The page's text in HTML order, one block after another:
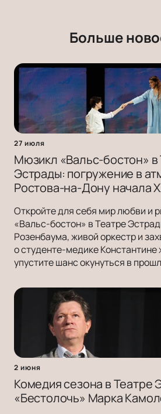
Больше
27 июля
Мюзикл «Вальс-бостон» в
Эстрады: погружение в
Ростова-на-Дону начала
Откройте для себя мир любви и
«Вальс-бостон» в Театре
Розенбаума, живой оркестр и
о студенте-медике Константине
упустите шанс окунуться в
2 июня
Комедия сезона в Театре
«Бестолочь» Марка